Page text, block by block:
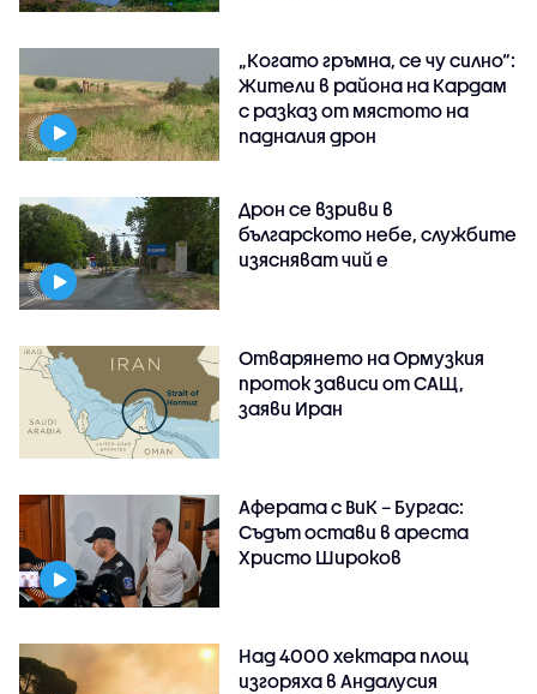
„Когато гръмна, се чу силно“:
Жители в района на Кардам
с разказ от мястото на
падналия дрон
Дрон се взриви в
българското небе, службите
изясняват чий е
Отварянето на Ормузкия
проток зависи от САЩ,
заяви Иран
Аферата с ВиК – Бургас:
Съдът остави в ареста
Христо Широков
Над 4000 хектара площ
изгоряха в Андалусия